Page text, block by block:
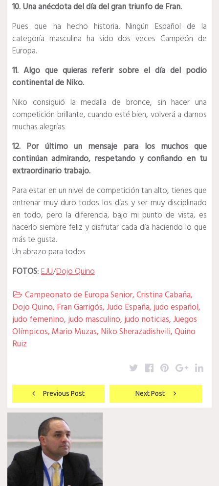
10. Una anécdota del día del gran triunfo de Fran.
Pues que ha hecho historia. Ningún Español de la
categoría masculina ha sido dos veces Campeón de
Europa.
11. Algo que quieras referir sobre el día del podio
continental de Niko.
Niko consiguió la medalla de bronce, sin hacer una
competición brillante, cuando esté bien, volverá a darnos
muchas alegrías
12. Por último un mensaje para los muchos que
continúan admirando, respetando y confiando en tu
extraordinario trabajo.​
Para estar en un nivel de competición tan alto, tienes que
entrenar muy duro todos los días y ser muy disciplinado
en todo, pero la diferencia, bajo mi punto de vista, es
hacerlo siempre feliz y disfrutar cada día haciendo lo que
más te gusta.
Un abrazo para todos
FOTOS:EJU/Dojo Quino
 Campeonato de Europa Senior,Cristina Cabaña,
Dojo Quino, Fran Garrigós,Judo España,judo español,
judo femenino,judo masculino,judo noticias,Juegos
Olímpicos, Mario Muzas, Niko Sherazadishvili,Quino
Ruiz
Navegación
de
entradas
Previous Post Next Post
Twitter
Facebook
Pinterest